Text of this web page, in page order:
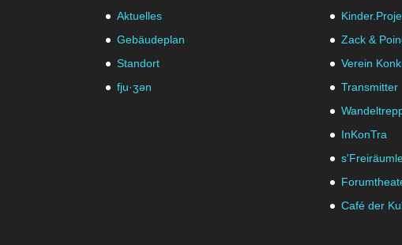
Aktuelles
Gebäudeplan
Standort
fju·ʒən
Zack &
Verein
Transmitter
InKonTra
Café der